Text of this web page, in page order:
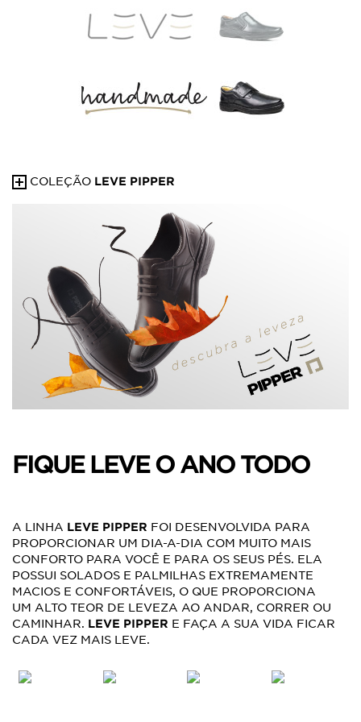
COLEÇÃO LEVE PIPPER
FIQUE LEVE O ANO TODO
A LINHA LEVE PIPPER FOI DESENVOLVIDA PARA
PROPORCIONAR UM DIA-A-DIA COM MUITO MAIS
CONFORTO PARA VOCÊ E PARA OS SEUS PÉS. ELA
POSSUI SOLADOS E PALMILHAS EXTREMAMENTE
MACIOS E CONFORTÁVEIS, O QUE PROPORCIONA
UM ALTO TEOR DE LEVEZA AO ANDAR, CORRER OU
CAMINHAR. LEVE PIPPER E FAÇA A SUA VIDA FICAR
CADA VEZ MAIS LEVE.